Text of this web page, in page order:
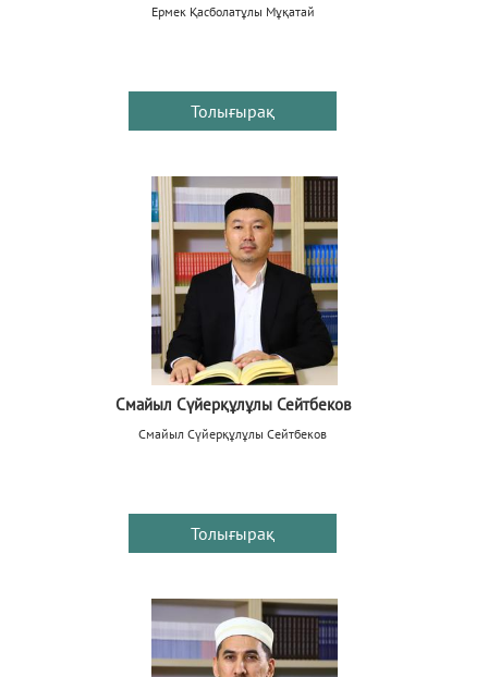
Ермек Қасболатұлы Мұқатай
Толығырақ
Смайыл Сүйерқұлұлы Сейтбеков
Смайыл Сүйерқұлұлы Сейтбеков
Толығырақ